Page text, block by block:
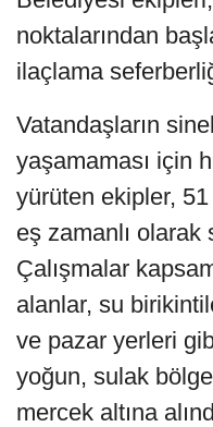
noktalarından
ilaçlama
Vatandaşların
yaşamaması için
yürüten ekipler,
eş zamanlı olarak
Çalışmalar
alanlar, su
ve pazar yerleri
yoğun, sulak
mercek altına